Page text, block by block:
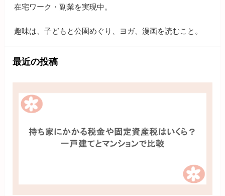
在宅ワーク・副業を実現中。
趣味は、子どもと公園めぐり、ヨガ、漫画を読むこと。
最近の投稿